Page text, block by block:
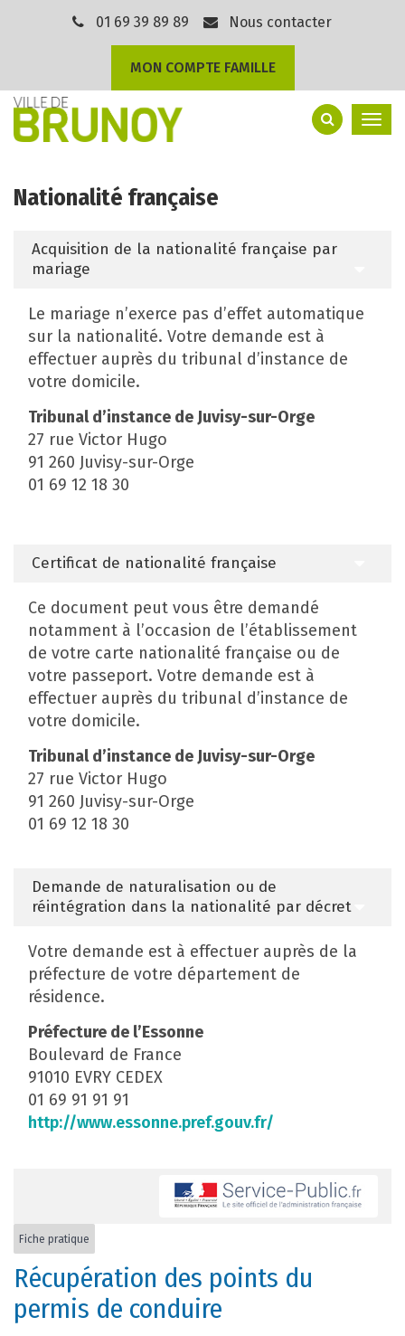
01 69 39 89 89 Nous contacter
MON COMPTE FAMILLE
Nationalité française
Acquisition de la nationalité française par
mariage
Le mariage n’exerce pas d’effet automatique
sur la nationalité. Votre demande est à
effectuer auprès du tribunal d’instance de
votre domicile.
Tribunal d’instance de Juvisy-sur-Orge
27 rue Victor Hugo
91 260 Juvisy-sur-Orge
01 69 12 18 30
Certificat de nationalité française
Ce document peut vous être demandé
notamment à l’occasion de l’établissement
de votre carte nationalité française ou de
votre passeport. Votre demande est à
effectuer auprès du tribunal d’instance de
votre domicile.
Tribunal d’instance de Juvisy-sur-Orge
27 rue Victor Hugo
91 260 Juvisy-sur-Orge
01 69 12 18 30
Demande de naturalisation ou de
réintégration dans la nationalité par décret
Votre demande est à effectuer auprès de la
préfecture de votre département de
résidence.
Préfecture de l’Essonne
Boulevard de France
91010 EVRY CEDEX
01 69 91 91 91
http://www.essonne.pref.gouv.fr/
Fiche pratique
Récupération des points du
permis de conduire